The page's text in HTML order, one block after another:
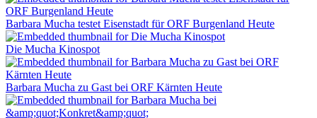
Barbara Mucha testet Eisenstadt für ORF Burgenland Heute
Die Mucha Kinospot
Barbara Mucha zu Gast bei ORF Kärnten Heute